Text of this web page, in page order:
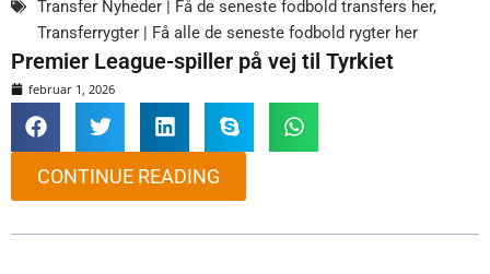
Transfer Nyheder | Få de seneste fodbold transfers her,
Transferrygter | Få alle de seneste fodbold rygter her
Premier League-spiller på vej til Tyrkiet
februar 1, 2026
CONTINUE READING